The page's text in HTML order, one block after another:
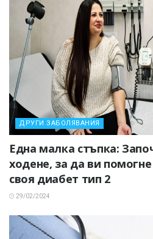
ДРУГИ ЗАБОЛЯВАНИЯ
Една малка стъпка:
ходене, за да ви
своя диабет тип 2
29/02/2024